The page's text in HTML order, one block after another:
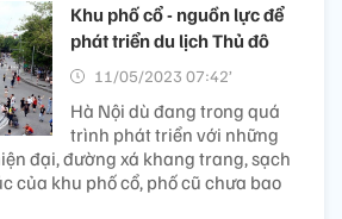
Khu phố cổ - nguồn lực để
phát triển du lịch Thủ đô
11/05/2023 07:42’
Hà Nội dù đang trong quá
trình phát triển với những
đại, đường xá khang trang, sạch
của khu phố cổ, phố cũ chưa bao